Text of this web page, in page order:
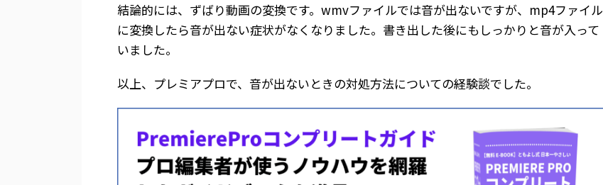
結論的には、ずばり動画の変換です。wmvファイルでは音が出ないですが、mp4ファイル
に変換したら音が出ない症状がなくなりました。書き出した後にもしっかりと音が入って
いました。
以上、プレミアプロで、音が出ないときの対処方法についての経験談でした。